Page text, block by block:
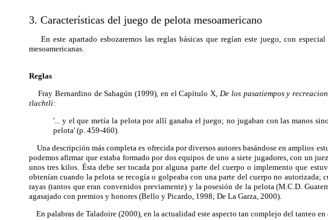
3. Características del juego de pelota mesoamericano
En este apartado esbozaremos las reglas básicas que regían este juego, con
mesoamericanas.
Reglas
Fray Bernardino de Sahagún (1999), en el Capítulo X,De los pasatiempos y
tlachtli:
'... y el que metía la pelota por allí ganaba el juego; no jugaban con las manos
pelota' (p. 459-460).
Una descripción más completa es ofrecida por diversos autores basándose en amplios
podemos afirmar que estaba formado por dos equipos de uno a siete jugadores, con un
unos tres kilos. Ésta debe ser tocada por alguna parte del cuerpo o implemento que
obtenían cuando la pelota se recogía o golpeaba con una parte del cuerpo no
rayas (tantos que eran convenidos previamente) y la posesión de la pelota (M.C.D.
agasajado con premios y honores (Bello y Picardo, 1998; De La Garza, 2000).
En palabras de Taladoire (2000), en la actualidad este aspecto tan complejo del tanteo